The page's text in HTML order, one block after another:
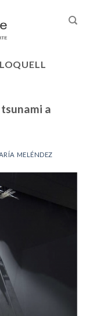
a
MELÉNDEZ